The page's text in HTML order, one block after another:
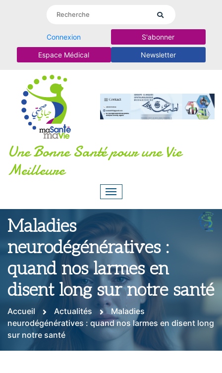
Connexion S'abonner
Espace Médical Newsletter
Une Bonne Santé pour une Vie
Meilleure
Maladies
neurodégénératives :
quand nos larmes en
disent long sur notre santé
Accueil Actualités
Maladies
neurodégénératives : quand nos larmes en disent long
sur notre santé